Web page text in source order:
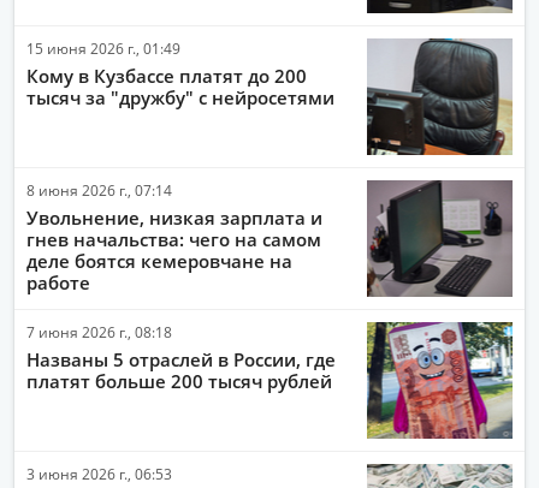
15 июня 2026 г., 01:49
Кому в Кузбассе платят до 200
тысяч за "дружбу" с нейросетями
8 июня 2026 г., 07:14
Увольнение, низкая зарплата и
гнев начальства: чего на самом
деле боятся кемеровчане на
работе
7 июня 2026 г., 08:18
Названы 5 отраслей в России, где
платят больше 200 тысяч рублей
3 июня 2026 г., 06:53